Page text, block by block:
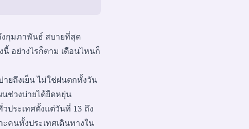
กุมภาพันธ์ สบายที่สุด
อย่างไรก็ตาม เดือนไหนก็
ยถึงเย็น ไม่ใช่ฝนตกทั้งวัน
ช่วงบ่ายได้ยืดหยุ่น
ประเทศตั้งแต่วันที่ 13 ถึง
คนทั้งประเทศเดินทางใน